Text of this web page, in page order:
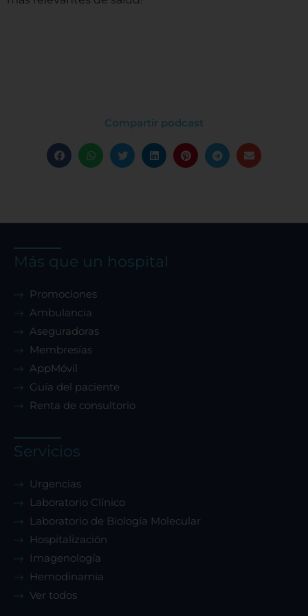
Compartir podcast
Más que un hospital
Promociones
Ambulancia
Aseguradoras
Membresías
AppMóvil
Guía del paciente
Renta de consultorio
Servicios
Urgencias
Laboratorio Clínico
Laboratorio de Biología Molecular
Hospitalización
Imagenología
Hemodinamia
Ver todos